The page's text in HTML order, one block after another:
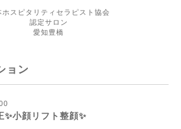
ホスピタリティセラピスト協会
認定サロン
愛知豊橋
ョン
小顔リフト整顔✨